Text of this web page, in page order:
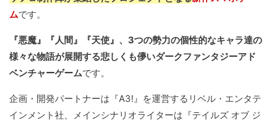
ムです。
『悪魔』『人間』『天使』、3つの勢力の個性的なキャラ達の
様々な物語が展開する悲しくも儚いダークファンタジーアド
ベンチャーゲームです。
企画・開発パートナーは『A3!』を運営するリベル・エンタテ
インメント社、メインシナリオライターは『テイルズ オブ ジ